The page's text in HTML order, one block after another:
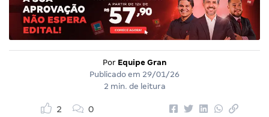
Por Equipe Gran
Publicado em 29/01/26
2 min. de leitura
2 0